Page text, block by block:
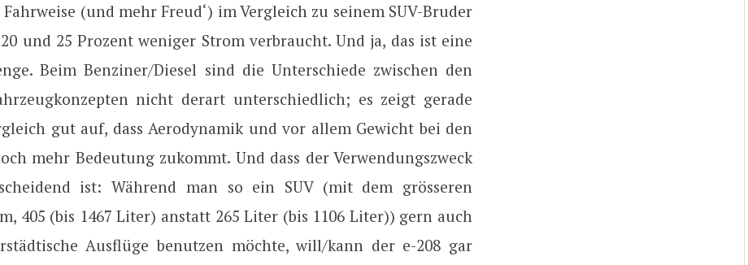
(und mehr Freud‘) im Vergleich zu seinem SUV-Bruder
und 25 Prozent weniger Strom verbraucht. Und ja, das ist eine
Beim Benziner/Diesel sind die Unterschiede zwischen den
nicht derart unterschiedlich; es zeigt gerade
gut auf, dass Aerodynamik und vor allem Gewicht bei den
mehr Bedeutung zukommt. Und dass der Verwendungszweck
ist: Während man so ein SUV (mit dem grösseren
405 (bis 1467 Liter) anstatt 265 Liter (bis 1106 Liter)) gern auch
Ausflüge benutzen möchte, will/kann der e-208 gar